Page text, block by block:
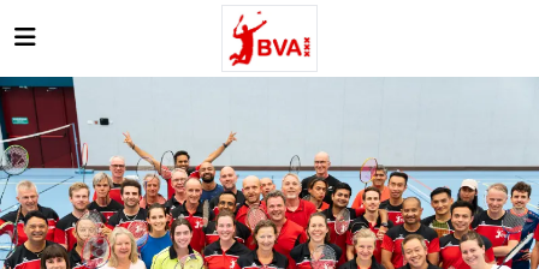
Open main menu